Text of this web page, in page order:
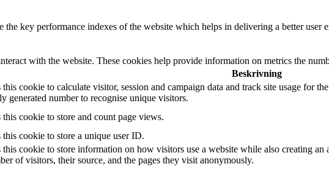
the key performance indexes of the website which helps in delivering a better user
with the website. These cookies help provide information on metrics the
Beskrivning
cookie to calculate visitor, session and campaign data and track site usage for
generated number to recognise unique visitors.
cookie to store and count page views.
cookie to store a unique user ID.
cookie to store information on how visitors use a website while also creating
of visitors, their source, and the pages they visit anonymously.